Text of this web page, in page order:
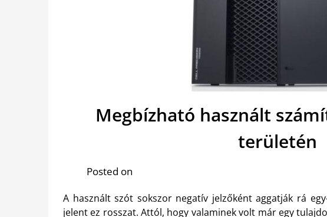
Megbízható használt
területén
Posted on
A használt szót sokszor negatív jelzőként aggatják rá
jelent ez rosszat. Attól, hogy valaminek volt már egy